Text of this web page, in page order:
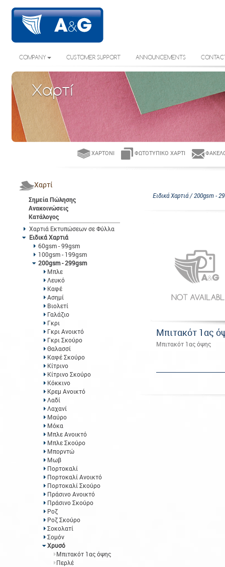
COMPANY CUSTOMER SUPPORT ANNOUNCEMENTS
Χαρτί
ΧΑΡΤΌΝΙ ΦΩΤΟΤΥΠΙΚΌ ΧΑΡΤΊ
Χαρτί
Σημεία Πώλησης
Ανακοινώσεις
Κατάλογος
Χαρτιά Εκτυπώσεων σε Φύλλα
Ειδικά Χαρτιά
60gsm - 99gsm
100gsm - 199gsm
200gsm - 299gsm
Μπλε
Λευκό
Καφέ
Ασημί
Βιολετί
Γαλάζιο
Γκρι
Γκρι Ανοικτό
Γκρι Σκούρο
Θαλασσί
Καφέ Σκούρο
Κίτρινο
Κίτρινο Σκούρο
Κόκκινο
Κρεμ Ανοικτό
Λαδί
Λαχανί
Μαύρο
Μόκα
Μπλε Ανοικτό
Μπλε Σκούρο
Μπορντώ
Μωβ
Πορτοκαλί
Πορτοκαλί Ανοικτό
Πορτοκαλί Σκούρο
Πράσινο Ανοικτό
Πράσινο Σκούρο
Ροζ
Ροζ Σκούρο
Σοκολατί
Σομόν
Χρυσό
Μπιτακότ 1ας όψης
Περλέ
Ειδικά Χαρτιά / 200gsm -
Μπιτακότ 1ας
Μπιτακότ 1ας όψης